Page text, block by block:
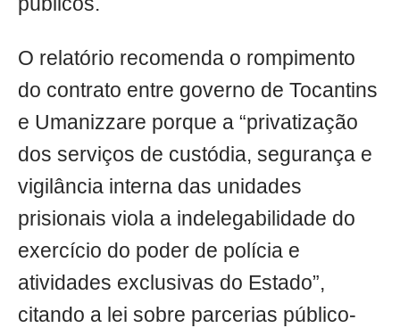
O relatório recomenda o rompimento
do contrato entre governo de Tocantins
e Umanizzare porque a “privatização
dos serviços de custódia, segurança e
vigilância interna das unidades
prisionais viola a indelegabilidade do
exercício do poder de polícia e
atividades exclusivas do Estado”,
citando a lei sobre parcerias público-